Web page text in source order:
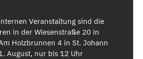
Veranstaltung sind die
in der Wiesenstraße 20 in
Holzbrunnen 4 in St. Johann
August, nur bis 12 Uhr